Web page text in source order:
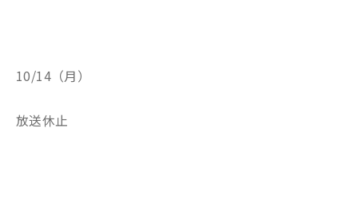
10/14（月）
放送休止